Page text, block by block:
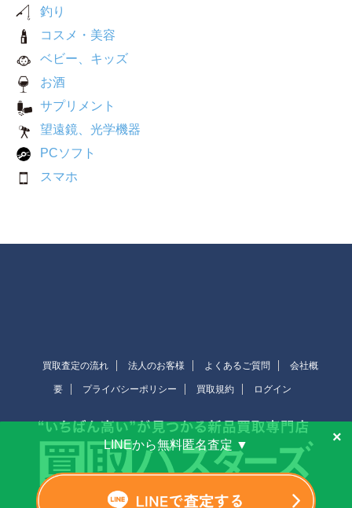
釣り
コスメ・美容
ベビー、キッズ
お酒
サプリメント
望遠鏡、光学機器
PCソフト
スマホ
買取査定の流れ 法人のお客様 よくあるご質問 会社概
要 プライバシーポリシー 買取規約 ログイン
LINEから無料匿名査定 ▼ ×